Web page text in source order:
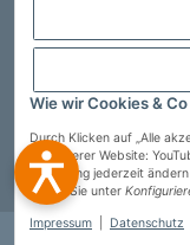
Wie wir Cookies &
Durch Klicken auf „Alle
auf unserer Website:
Einstellung jederzeit
finden Sie unter
Impressum Datenschutz
Vertrag widerrufen
© Heizprofi Wallner GmbH